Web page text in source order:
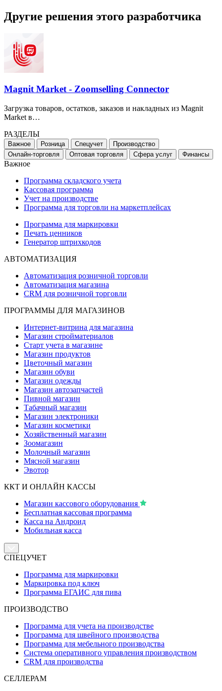
Другие решения этого разработчика
Magnit Market - Zoomselling Connector
Загрузка товаров, остатков, заказов и накладных из Magnit
Market в…
РАЗДЕЛЫ
Важное Розница Спецучет
Производство
Онлайн-торговля
Оптовая торговля Сфера услуг Финансы
Важное
Программа складского учета
Кассовая программа
Учет на производстве
Программа для торговли на маркетплейсах
Программа для маркировки
Печать ценников
Генератор штрихкодов
АВТОМАТИЗАЦИЯ
Автоматизация розничной торговли
Автоматизация магазина
CRM для розничной торговли
ПРОГРАММЫ ДЛЯ МАГАЗИНОВ
Интернет-витрина для магазина
Магазин стройматериалов
Старт учета в магазине
Магазин продуктов
Цветочный магазин
Магазин обуви
Магазин одежды
Магазин автозапчастей
Пивной магазин
Табачный магазин
Магазин электроники
Магазин косметики
Хозяйственный магазин
Зоомагазин
Молочный магазин
Мясной магазин
Эвотор
ККТ И ОНЛАЙН КАССЫ
Магазин кассового оборудования
Бесплатная кассовая программа
Касса на Андроид
Мобильная касса
СПЕЦУЧЕТ
Программа для маркировки
Маркировка под ключ
Программа ЕГАИС для пива
ПРОИЗВОДСТВО
Программа для учета на производстве
Программа для швейного производства
Программа для мебельного производства
Система оперативного управления производством
CRM для производства
СЕЛЛЕРАМ